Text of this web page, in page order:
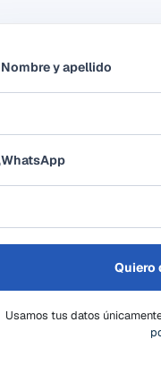
Nombre y apellido
WhatsApp
Quiero
Usamos tus datos